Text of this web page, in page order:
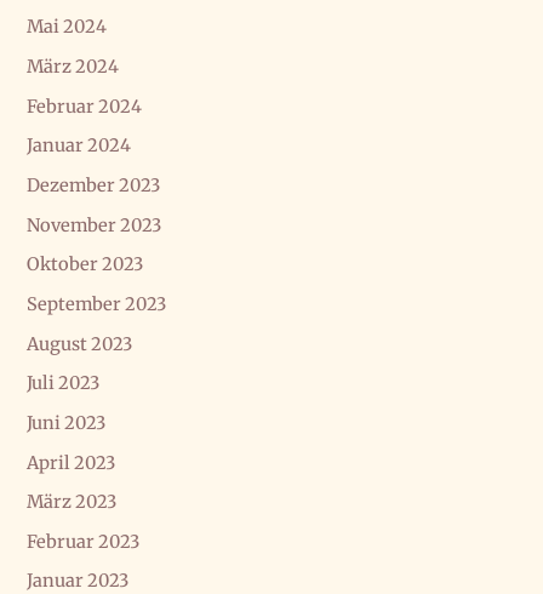
Mai 2024
März 2024
Februar 2024
Januar 2024
Dezember 2023
November 2023
Oktober 2023
September 2023
August 2023
Juli 2023
Juni 2023
April 2023
März 2023
Februar 2023
Januar 2023